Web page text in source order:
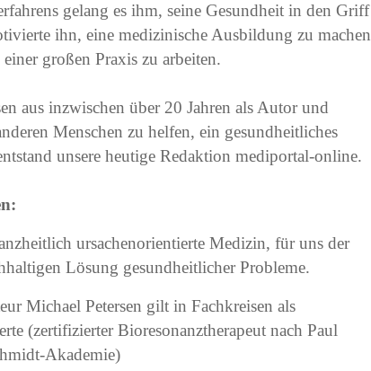
gelang es ihm, seine Gesundheit in den Griff
ihn, eine medizinische Ausbildung zu machen
großen Praxis zu arbeiten.
aus inzwischen über 20 Jahren als Autor und
Menschen zu helfen, ein gesundheitliches
unsere heutige Redaktion mediportal-online.
ursachenorientierte Medizin, für uns der
Lösung gesundheitlicher Probleme.
Michael Petersen gilt in Fachkreisen als
(zertifizierter Bioresonanztherapeut nach Paul
Akademie)